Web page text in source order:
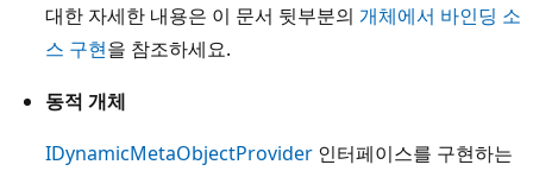
대한 자세한 내용은 이 문서 뒷부분의 개체에서 바인딩 소
스 구현을 참조하세요.
동적 개체
IDynamicMetaObjectProvider 인터페이스를 구현하는